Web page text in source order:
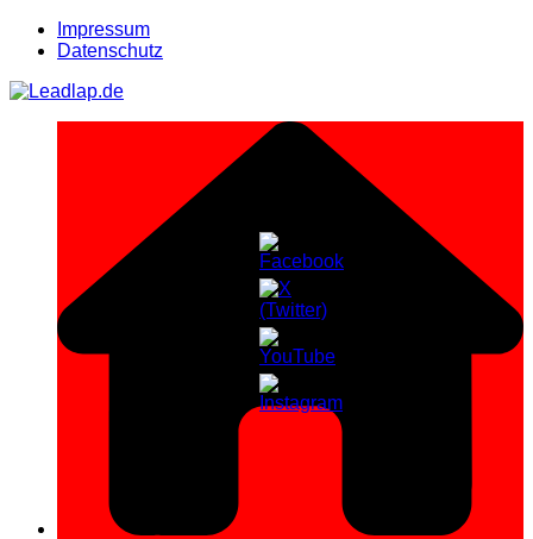
Zum
Inhalt
Impressum
Datenschutz